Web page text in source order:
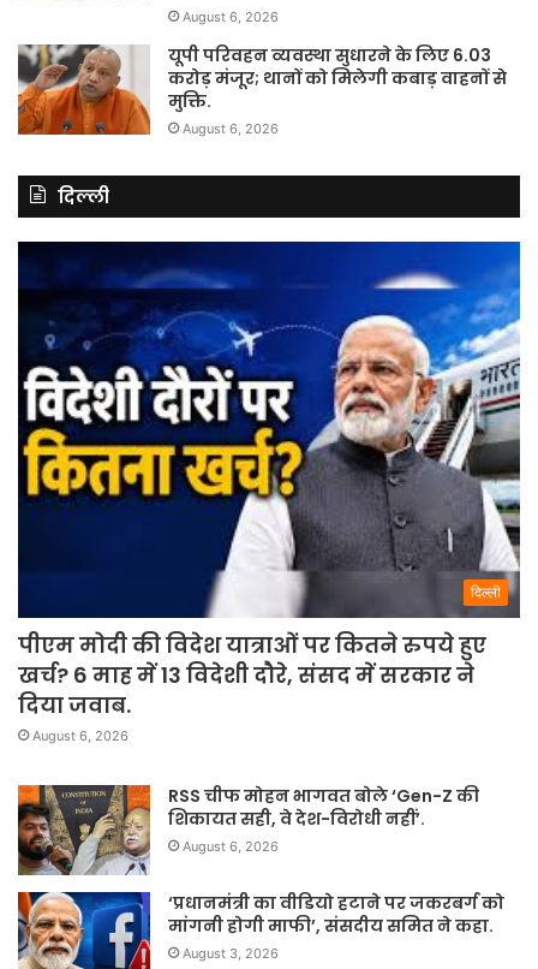
August 6, 2026
यूपी परिवहन व्यवस्था सुधारने के लिए 6.03
करोड़ मंजूर; थानों को मिलेगी कबाड़ वाहनों से
मुक्ति.
August 6, 2026
दिल्ली
दिल्ली
पीएम मोदी की विदेश यात्राओं पर कितने रुपये हुए
खर्च? 6 माह में 13 विदेशी दौरे, संसद में सरकार ने
दिया जवाब.
August 6, 2026
RSS चीफ मोहन भागवत बोले ‘Gen-Z की
शिकायत सही, वे देश-विरोधी नहीं’.
August 6, 2026
‘प्रधानमंत्री का वीडियो हटाने पर जकरबर्ग को
मांगनी होगी माफी’, संसदीय समित ने कहा.
August 3, 2026